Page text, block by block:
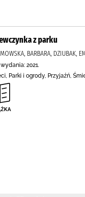
z parku
BARBARA, DZIUBAK,
wydania: 2021.
Parki i ogrody, Przyjaźń,